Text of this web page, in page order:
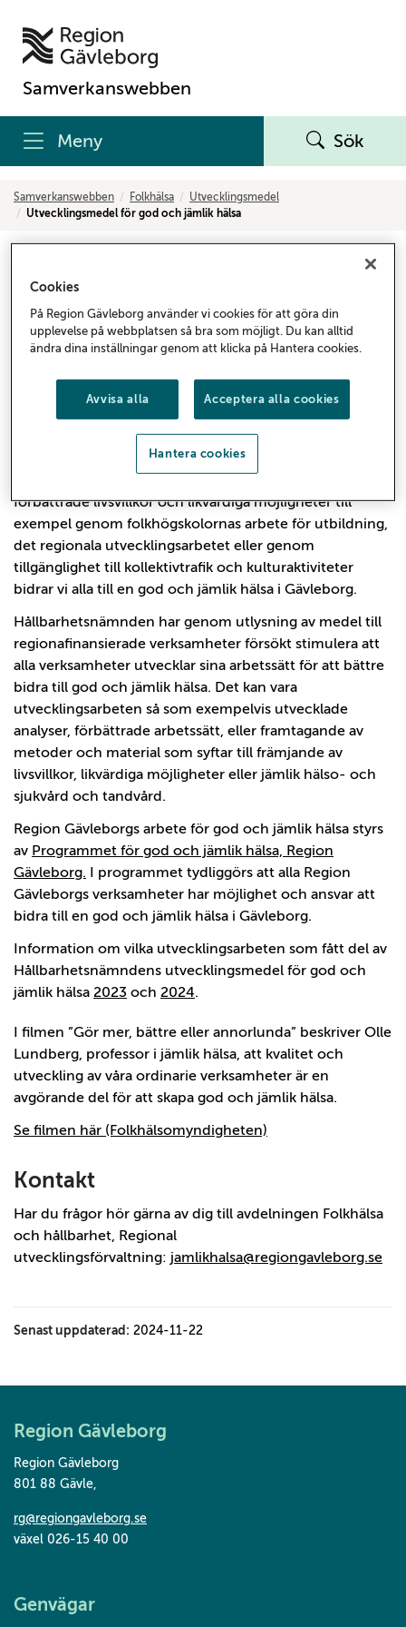
Samverkanswebben
Meny Sök
Samverkanswebben Folkhälsa
Utvecklingsmedel
Utvecklingsmedel för god och jämlik hälsa
Utvecklingsmedel för god och
jämlik hälsa
För att stimulera regionfinansierade verksamheter
till utvecklingsarbeten som går i linje med Program
för god och jämlik hälsa har Hållbarhetsnämnden
under 2023 och 2024 utlyst utvecklingsmedel i olika
omgångar.
Genom att ge god och jämlik vård, arbeta
förbättrade livsvillkor och likvärdiga möjligheter till
exempel genom folkhögskolornas arbete för utbildning,
det regionala utvecklingsarbetet eller genom
tillgänglighet till kollektivtrafik och kulturaktiviteter
bidrar vi alla till en god och jämlik hälsa i Gävleborg.
Hållbarhetsnämnden har genom utlysning av medel till
regionafinansierade verksamheter försökt stimulera att
alla verksamheter utvecklar sina arbetssätt för att bättre
bidra till god och jämlik hälsa. Det kan vara
utvecklingsarbeten så som exempelvis utvecklade
analyser, förbättrade arbetssätt, eller framtagande av
metoder och material som syftar till främjande av
livsvillkor, likvärdiga möjligheter eller jämlik hälso- och
sjukvård och tandvård.
Region Gävleborgs arbete för god och jämlik hälsa styrs
av Programmet för god och jämlik hälsa, Region
Gävleborg. I programmet tydliggörs att alla Region
Gävleborgs verksamheter har möjlighet och ansvar att
bidra till en god och jämlik hälsa i Gävleborg.
Information om vilka utvecklingsarbeten som fått del av
Hållbarhetsnämndens utvecklingsmedel för god och
jämlik hälsa 2023 och 2024.
I filmen ”Gör mer, bättre eller annorlunda” beskriver Olle
Lundberg, professor i jämlik hälsa, att kvalitet och
utveckling av våra ordinarie verksamheter är en
avgörande del för att skapa god och jämlik hälsa.
Se filmen här (Folkhälsomyndigheten)
Kontakt
Har du frågor hör gärna av dig till avdelningen Folkhälsa
och hållbarhet, Regional
utvecklingsförvaltning: jamlikhalsa@regiongavleborg.se
Senast uppdaterad: 2024-11-22
Region Gävleborg
Region Gävleborg
801 88 Gävle,
rg@regiongavleborg.se
växel 026-15 40 00
Genvägar
Cookies
På Region Gävleborg använder vi cookies för att göra din
upplevelse på webbplatsen så bra som möjligt. Du kan alltid
ändra dina inställningar genom att klicka på Hantera cookies.
Avvisa alla Acceptera alla cookies
Hantera cookies